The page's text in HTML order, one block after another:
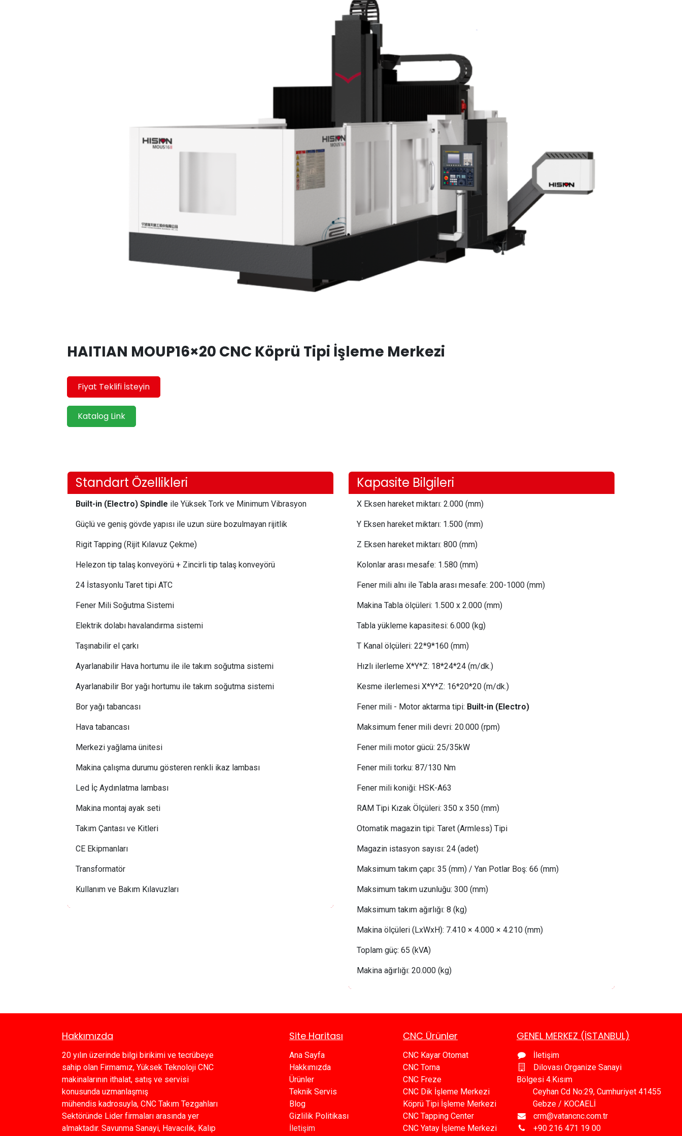
HAITIAN MOUP16×20 CNC Köprü Tipi İşleme Merkezi
Fiyat Teklifi İsteyin
Katalog Link
Standart Özellikleri
Built-in (Electro) Spindle ile Yüksek Tork ve Minimum Vibrasyon
Güçlü ve geniş gövde yapısı ile uzun süre bozulmayan rijitlik
Rigit Tapping (Rijit Kılavuz Çekme)
Helezon tip talaş konveyörü + Zincirli tip talaş konveyörü
24 İstasyonlu Taret tipi ATC
Fener Mili Soğutma Sistemi
Elektrik dolabı havalandırma sistemi
Taşınabilir el çarkı
Ayarlanabilir Hava hortumu ile ile takım soğutma sistemi
Ayarlanabilir Bor yağı hortumu ile takım soğutma sistemi
Bor yağı tabancası
Hava tabancası
Merkezi yağlama ünitesi
Makina çalışma durumu gösteren renkli ikaz lambası
Led İç Aydınlatma lambası
Makina montaj ayak seti
Takım Çantası ve Kitleri
CE Ekipmanları
Transformatör
Kullanım ve Bakım Kılavuzları
Kapasite Bilgileri
X Eksen hareket miktarı: 2.000 (mm)
Y Eksen hareket miktarı: 1.500 (mm)
Z Eksen hareket miktarı: 800 (mm)
Kolonlar arası mesafe: 1.580 (mm)
Fener mili alnı ile Tabla arası mesafe: 200-1000 (mm)
Makina Tabla ölçüleri: 1.500 x 2.000 (mm)
Tabla yükleme kapasitesi: 6.000 (kg)
T Kanal ölçüleri: 22*9*160 (mm)
Hızlı ilerleme X*Y*Z: 18*24*24 (m/dk.)
Kesme ilerlemesi X*Y*Z: 16*20*20 (m/dk.)
Fener mili - Motor aktarma tipi: Built-in (Electro)
Maksimum fener mili devri: 20.000 (rpm)
Fener mili motor gücü: 25/35kW
Fener mili torku: 87/130 Nm
Fener mili koniği: HSK-A63
RAM Tipi Kızak Ölçüleri: 350 x 350 (mm)
Otomatik magazin tipi: Taret (Armless) Tipi
Magazin istasyon sayısı: 24 (adet)
Maksimum takım çapı: 35 (mm) / Yan Potlar Boş: 66 (mm)
Maksimum takım uzunluğu: 300 (mm)
Maksimum takım ağırlığı: 8 (kg)
Makina ölçüleri (LxWxH): 7.410 × 4.000 × 4.210 (mm)
Toplam güç: 65 (kVA)
Makina ağırlığı: 20.000 (kg)
GENEL MERKEZ (İSTANBUL)
İletişim
Dilovası Organize Sanayi
Bölgesi 4.Kısım
Ceyhan Cd No:29, Cumhuriyet 41455
Gebze / KOCAELİ
crm@vatancnc.com.tr
+90 216 471 19 00
Hakkımızda
20 yılın üzerinde bilgi birikimi ve tecrübeye
sahip olan Firmamız, Yüksek Teknoloji CNC
makinalarının ithalat, satış ve servisi
konusunda uzmanlaşmış
mühendis kadrosuyla, CNC Takım Tezgahları
Sektöründe Lider firmaları arasında yer
almaktadır. Savunma Sanayi, Havacılık, Kalıp
CNC Ürünler
CNC Kayar Otomat
CNC Torna
CNC Freze
CNC Dik İşleme Merkezi
Köprü Tipi İşleme Merkezi
C​​NC Tapping Center
CNC Yatay İşleme Merkezi
Site Haritası
Ana Sayfa​​
Hakkımızda
Ürünler​
Teknik Servis
Blog​​
Gizlilik Politikası​​
İletişim